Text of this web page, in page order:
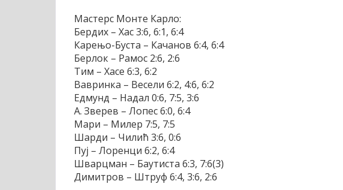
Мастерс Монте Карло:
Бердих – Хас 3:6, 6:1, 6:4
Карењо-Буста – Качанов 6:4, 6:4
Берлок – Рамос 2:6, 2:6
Тим – Хасе 6:3, 6:2
Вавринка – Весели 6:2, 4:6, 6:2
Едмунд – Надал 0:6, 7:5, 3:6
А. Зверев – Лопес 6:0, 6:4
Мари – Милер 7:5, 7:5
Шарди – Чилић 3:6, 0:6
Пуј – Лоренци 6:2, 6:4
Шварцман – Баутиста 6:3, 7:6(3)
Димитров – Штруф 6:4, 3:6, 2:6